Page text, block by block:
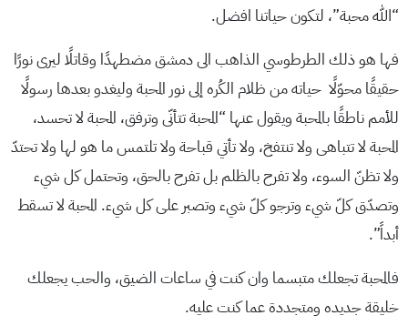
“الله محبة”، لتكون حياتنا افضل.
فها هو ذلك الطرطوسي الذاهب الى دمشق مضطهدًا وقاتلًا ليرى نورًا
حقيقًا محوّلًا حياته من ظلام الكُره إلى نور المحبة وليغدو بعدها رسولًا
للأمم ناطقًا بالمحبة ويقول عنها “المحبة تتأنّى وترفق، المحبة لا تحسد،
المحبة لا تتباهى ولا تنتفخ، ولا تأتي قباحة ولا تلتمس ما هو لها ولا تحتدّ
ولا تظنّ السوء، ولا تفرح بالظلم بل تفرح بالحق، وتحتمل كل شيء
وتصدّق كلّ شيء وترجو كلّ شيء وتصبر على كل شيء. المحبة لا تسقط
أبداً”.
فالمحبة تجعلك متبسما وان كنت في ساعات الضيق، والحب يجعلك
خليقة جديده ومتجددة عما كنت عليه.